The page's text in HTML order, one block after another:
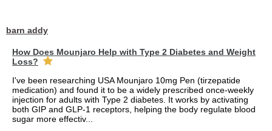
barn addy
How Does Mounjaro Help with Type 2 Diabetes and Weight
Loss?
I've been researching USA Mounjaro 10mg Pen (tirzepatide
medication) and found it to be a widely prescribed once-weekly
injection for adults with Type 2 diabetes. It works by activating
both GIP and GLP-1 receptors, helping the body regulate blood
sugar more effectiv...